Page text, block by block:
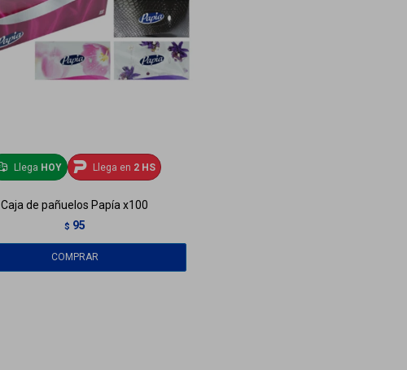
Llega HOY Llega en 2 HS
Caja de pañuelos Papía x100
$ 95